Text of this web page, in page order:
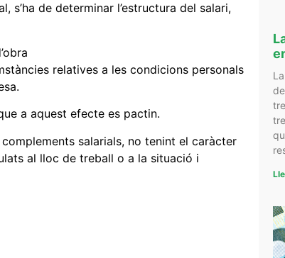
s’ha de determinar l’estructura del salari,
relatives a les condicions personals
a aquest efecte es pactin.
salarials, no tenint el caràcter
al lloc de treball o a la situació i